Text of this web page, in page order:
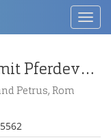
Fragment einer Grabstele mit Pferdevorführung
Petrus, Rom